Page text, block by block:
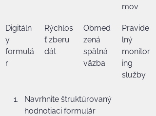
mov
Digitáln
y
formulá
r
Rýchlos
ť zberu
dát
Obmed
zená
spätná
väzba
Pravide
lný
monitor
ing
služby
Navrhnite štruktúrovaný
hodnotiaci formulár